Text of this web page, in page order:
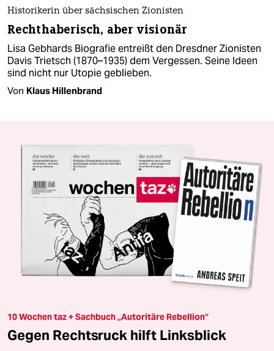
Historikerin über sächsischen Zionisten
Rechthaberisch, aber visionär
Lisa Gebhards Biografie entreißt den Dresdner Zionisten
Davis Trietsch (1870–1935) dem Vergessen. Seine Ideen
sind nicht nur Utopie geblieben.
Von Klaus Hillenbrand
10 Wochen taz + Sachbuch „Autoritäre Rebellion“
Gegen Rechtsruck hilft Linksblick